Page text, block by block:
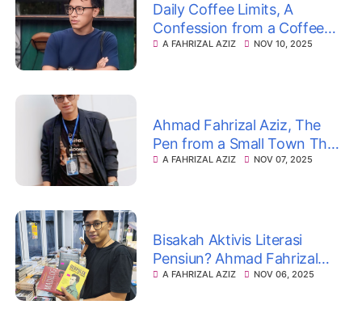
Daily Coffee Limits, A
Confession from a Coffee
Addict
A FAHRIZAL AZIZ NOV 10, 2025
Ahmad Fahrizal Aziz, The
Pen from a Small Town That
Never Stops Writing
A FAHRIZAL AZIZ NOV 07, 2025
Bisakah Aktivis Literasi
Pensiun? Ahmad Fahrizal
Aziz Menjawab dengan
A FAHRIZAL AZIZ NOV 06, 2025